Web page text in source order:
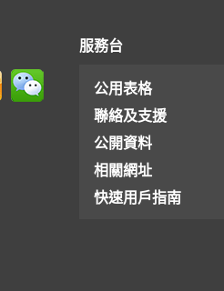
服務台
公用表格
聯絡及支援
公開資料
相關網址
快速用戶指南